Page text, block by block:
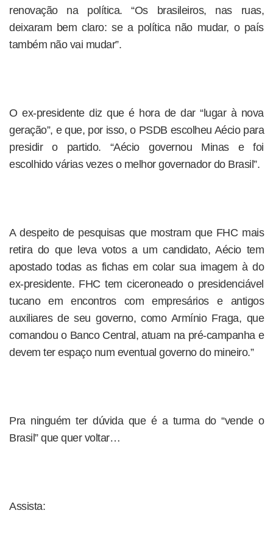
renovação na política. “Os brasileiros, nas ruas,
deixaram bem claro: se a política não mudar, o país
também não vai mudar”.
O ex-presidente diz que é hora de dar “lugar à nova
geração”, e que, por isso, o PSDB escolheu Aécio para
presidir o partido. “Aécio governou Minas e foi
escolhido várias vezes o melhor governador do Brasil”.
A despeito de pesquisas que mostram que FHC mais
retira do que leva votos a um candidato, Aécio tem
apostado todas as fichas em colar sua imagem à do
ex-presidente. FHC tem ciceroneado o presidenciável
tucano em encontros com empresários e antigos
auxiliares de seu governo, como Armínio Fraga, que
comandou o Banco Central, atuam na pré-campanha e
devem ter espaço num eventual governo do mineiro.”
Pra ninguém ter dúvida que é a turma do “vende o
Brasil” que quer voltar…
Assista: